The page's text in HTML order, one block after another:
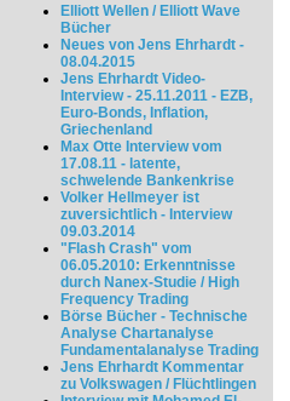
Elliott Wellen / Elliott Wave
Bücher
Neues von Jens Ehrhardt -
08.04.2015
Jens Ehrhardt Video-
Interview - 25.11.2011 - EZB,
Euro-Bonds, Inflation,
Griechenland
Max Otte Interview vom
17.08.11 - latente,
schwelende Bankenkrise
Volker Hellmeyer ist
zuversichtlich - Interview
09.03.2014
"Flash Crash" vom
06.05.2010: Erkenntnisse
durch Nanex-Studie / High
Frequency Trading
Börse Bücher - Technische
Analyse Chartanalyse
Fundamentalanalyse Trading
Jens Ehrhardt Kommentar
zu Volkswagen / Flüchtlingen